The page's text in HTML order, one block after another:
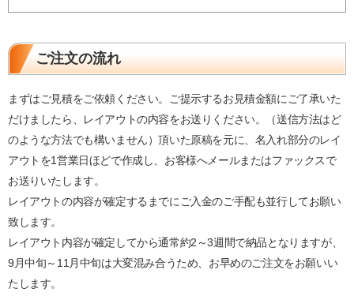
ご注文の流れ
まずはご見積をご依頼ください。ご提示するお見積金額にご了承いた
だけましたら、レイアウトの内容をお送りください。（送信方法はど
のような方法でも構いません）頂いた原稿を元に、名入れ部分のレイ
アウトを1営業日ほどで作成し、お客様へメールまたはファックスで
お送りいたします。
レイアウトの内容が確定するまでにご入金のご手配も並行してお願い
致します。
レイアウト内容が確定してから通常約2～3週間で納品となりますが、
9月中旬～11月中旬は大変混み合うため、お早めのご注文をお願いい
たします。